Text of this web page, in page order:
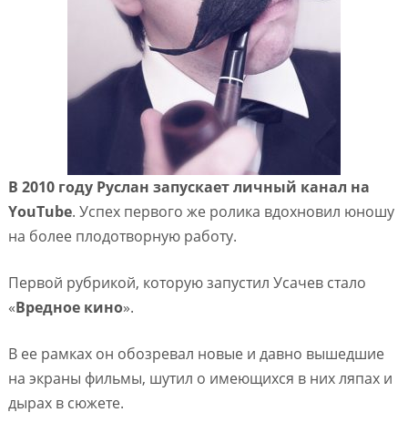
В 2010 году Руслан запускает личный канал на
YouTube. Успех первого же ролика вдохновил юношу
на более плодотворную работу.
Первой рубрикой, которую запустил Усачев стало
«Вредное кино».
В ее рамках он обозревал новые и давно вышедшие
на экраны фильмы, шутил о имеющихся в них ляпах и
дырах в сюжете.